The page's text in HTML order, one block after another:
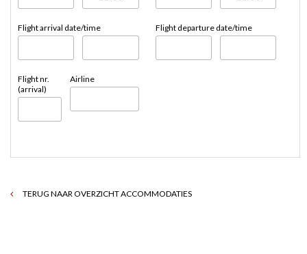
Flight arrival date/time
Flight nr.
(arrival)
Airline
Flight departure date/time
TERUG NAAR OVERZICHT ACCOMMODATIES